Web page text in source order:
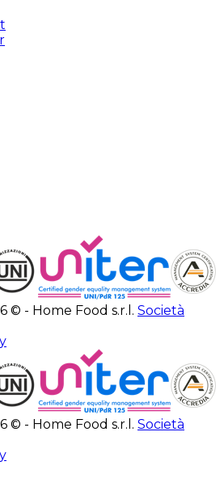
© - Home Food s.r.l. Società
© - Home Food s.r.l. Società